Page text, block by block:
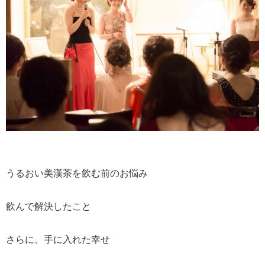
うるおい美漢茶を飲む前のお悩み
飲んで解決したこと
さらに、手に入れた幸せ